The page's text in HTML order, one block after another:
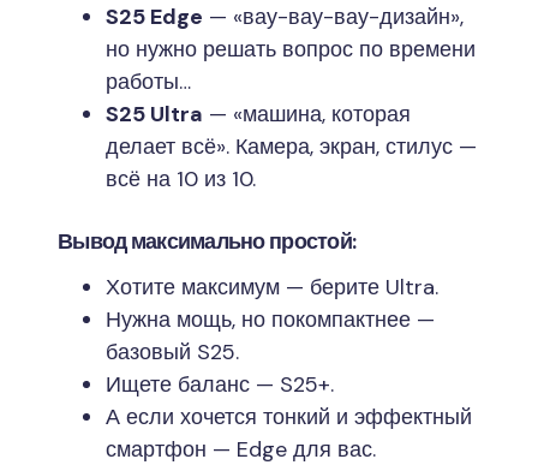
S25 Edge — «вау-вау-вау-дизайн»,
но нужно решать вопрос по времени
работы…
S25 Ultra — «машина, которая
делает всё». Камера, экран, стилус —
всё на 10 из 10.
Вывод максимально простой:
Хотите максимум — берите Ultra.
Нужна мощь, но покомпактнее —
базовый S25.
Ищете баланс — S25+.
А если хочется тонкий и эффектный
смартфон — Edge для вас.